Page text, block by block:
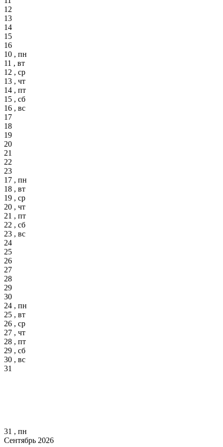
12
13
14
15
16
10 , пн
11 , вт
12 , ср
13 , чт
14 , пт
15 , сб
16 , вс
17
18
19
20
21
22
23
17 , пн
18 , вт
19 , ср
20 , чт
21 , пт
22 , сб
23 , вс
24
25
26
27
28
29
30
24 , пн
25 , вт
26 , ср
27 , чт
28 , пт
29 , сб
30 , вс
31
31 , пн
Сентябрь 2026